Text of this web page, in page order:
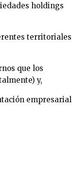
holdings
territoriales
que los
y,
empresarial